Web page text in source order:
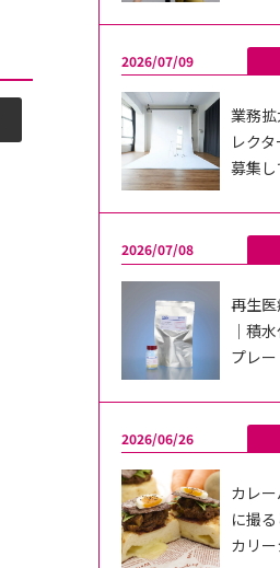
2026/07/09
業務拡
レク
募集し
2026/07/08
再生
｜積
プレ
2026/06/26
カレ
に撮
カリ